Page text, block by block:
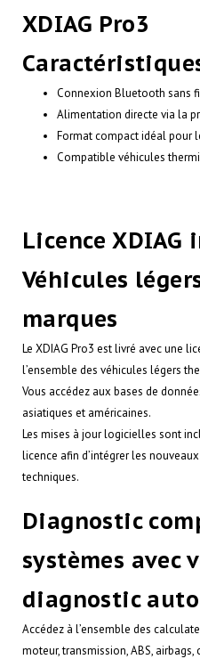
XDIAG Pro3
Connexion Bluetooth sans
Alimentation directe via la
Format compact idéal pour
Compatible véhicules
Licence XDIAG
Véhicules
marques
Le XDIAG Pro3 est livré avec une
l’ensemble des véhicules légers
Vous accédez aux bases de
asiatiques et américaines.
Les mises à jour logicielles sont
licence afin d’intégrer les
techniques.
Diagnostic
systèmes avec
diagnostic auto
Accédez à l’ensemble des
moteur, transmission, ABS,